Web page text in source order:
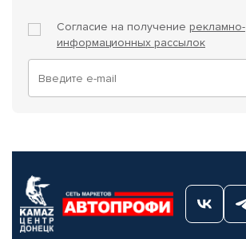
Согласие на получение рекламно-
информационных рассылок